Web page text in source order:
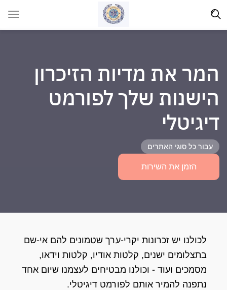
המר את מדיות הזיכרון
הישנות שלך לפורמט
דיגיטלי
עבור כל סוגי האתרים
הזמן את השירות
לכולנו יש זכרונות יקרי-ערך שטמונים להם אי-שם
בתצלומים ישנים, קלטות אודיו, קלטות וידאו,
מסמכים ועוד - וכולנו מבטיחים לעצמנו שיום אחד
נתפנה להמיר אותם לפורמט דיגיטלי.